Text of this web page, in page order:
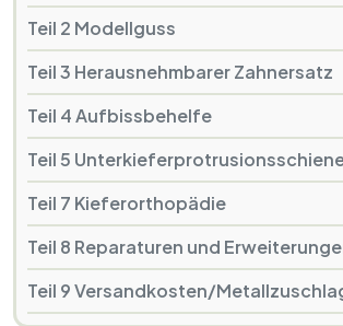
Teil 2 Modellguss
Teil 3 Herausnehmbarer Zahnersatz
Teil 4 Aufbissbehelfe
Teil 5
Teil 7 Kieferorthopädie
Teil 8 Reparaturen und
Teil 9 Versandkosten/